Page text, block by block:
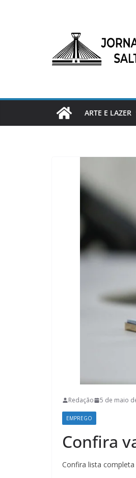
ARTE E LAZER
Redação 5 de maio
EMPREGO
Confira
Confira lista